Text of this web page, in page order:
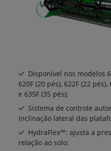
Disponível nos modelos
620F (20 pés), 622F (22
e 635F (35 pés);
Sistema de controle
inclinação lateral das
HydraFlex™: ajusta a
relação ao solo;